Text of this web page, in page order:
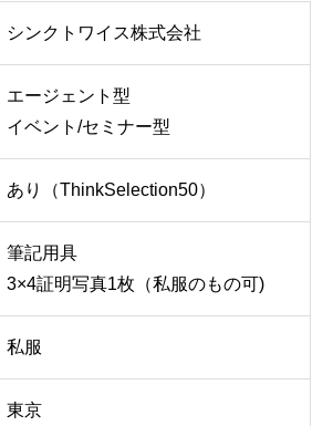
シンクトワイス株式会社
エージェント型
イベント/セミナー型
あり（ThinkSelection50）
筆記用具
3×4証明写真1枚（私服のもの可)
私服
東京